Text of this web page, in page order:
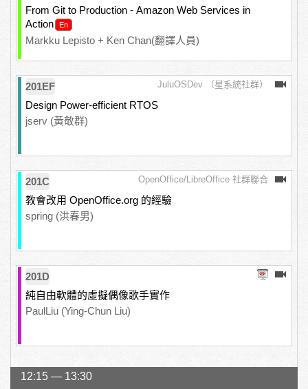
From Git to Production - Amazon Web Services in
Action
Markku Lepisto + Ken Chan(翻譯人員)
201EF JuluOSDev （星系統社群）
Design Power-efficient RTOS
jserv (黃敬群)
201C OpenOffice/LibreOffice 社群聯合
教會改用 OpenOffice.org 的經驗
spring (洪春男)
201D
純自由軟體的虛擬偶像歌手實作
PaulLiu (Ying-Chun Liu)
12:15 — 13:30